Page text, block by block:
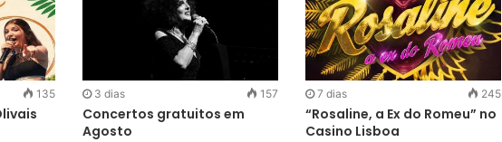
135 3 dias 157
Concertos gratuitos em
Agosto
7 dias 245
“Rosaline, a Ex do Romeu” no
Casino Lisboa